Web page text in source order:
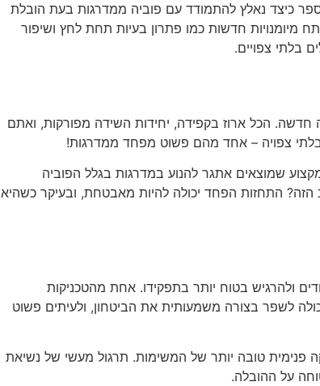
כיצד נאלץ להתמודד עם פוביה ממדרגות בעת הובלת
חדשות כמו פתרון בעיות תחת לחץ ושיפור
בלתי צפויים.
הכל ארוז בקפידה, יחידות השידה מפורקות, ואתם
בלתי צפויה – אחד מהם פשוט מפחד ממדרגות!
שמוצאים אתגר להנוע במדרגות בגלל הפוביה
הזה? התחזות הפחד יכולה להיות מאבטחת, ובעיקר כשהיא
ולהרגיש בטוח יותר בתפקידו. אחת מהטכניקות
לשפר בצורה משמעותית את הביטחון, ולעיתים פשוט
פנימית טובה יותר של המשימות. תרגול מעשי של נשיאת
על ההובלה.